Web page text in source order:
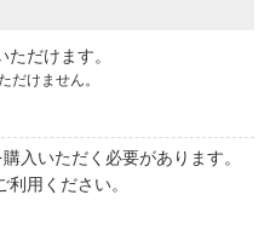
だけます。
だけません。
入いただく必要があります。
用ください。